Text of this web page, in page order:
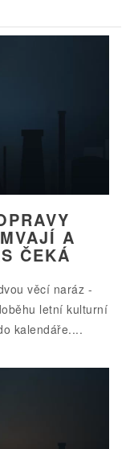
A
ČEKÁ
věcí naráz -
letní kulturní
kalendáře....